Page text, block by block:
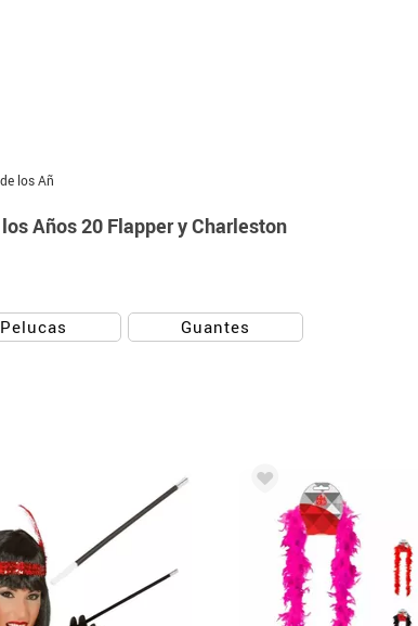
los Añ
Años 20 Flapper y Charleston
Pelucas Guantes